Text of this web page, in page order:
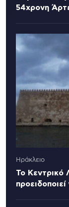
54χρονη
Ηράκλειο
Το Κεντρικό